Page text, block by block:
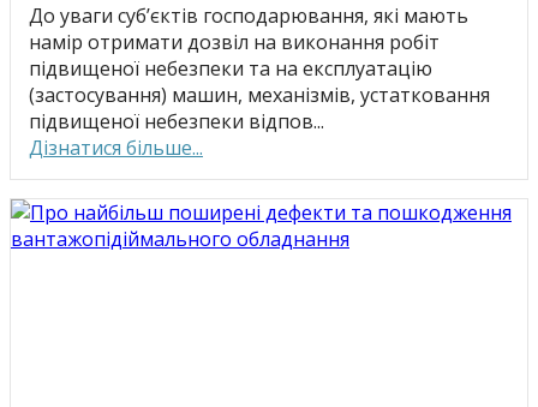
До уваги суб’єктів господарювання, які мають
намір отримати дозвіл на виконання робіт
підвищеної небезпеки та на експлуатацію
(застосування) машин, механізмів, устатковання
підвищеної небезпеки відпов...
Дізнатися більше...